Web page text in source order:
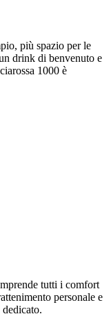
più spazio per le
drink di benvenuto e
1000 è
tutti i comfort
personale e